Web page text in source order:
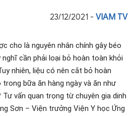
23/12/2021 - VIAM TV
cho là nguyên nhân chính gây béo
cần phải loại bỏ hoàn toàn khỏi
nhiên, liệu có nên cắt bỏ hoàn
bữa ăn hàng ngày và ăn như
vấn quan trọng từ chuyên gia dinh
Sơn – Viện trưởng Viện Y học Ứng